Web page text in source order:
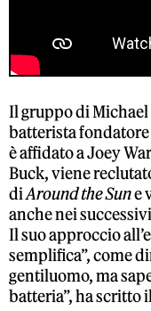
Il gruppo di
batterista
è affidato a Joey
Buck, viene
diAround the Sune
anche nei
Il suo approccio
semplifica”, come
gentiluomo, ma
batteria”, ha scritto